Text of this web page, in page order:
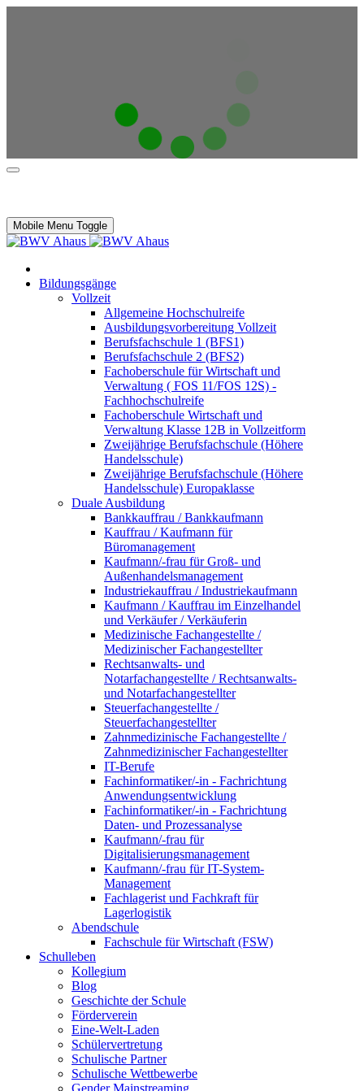
Mobile Menu Toggle
Bildungsgänge
Vollzeit
Allgemeine Hochschulreife
Ausbildungsvorbereitung Vollzeit
Berufsfachschule 1 (BFS1)
Berufsfachschule 2 (BFS2)
Fachoberschule für Wirtschaft und
Verwaltung ( FOS 11/FOS 12S) -
Fachhochschulreife
Fachoberschule Wirtschaft und
Verwaltung Klasse 12B in Vollzeitform
Zweijährige Berufsfachschule (Höhere
Handelsschule)
Zweijährige Berufsfachschule (Höhere
Handelsschule) Europaklasse
Duale Ausbildung
Bankkauffrau / Bankkaufmann
Kauffrau / Kaufmann für
Büromanagement
Kaufmann/-frau für Groß- und
Außenhandelsmanagement
Industriekauffrau / Industriekaufmann
Kaufmann / Kauffrau im Einzelhandel
und Verkäufer / Verkäuferin
Medizinische Fachangestellte /
Medizinischer Fachangestellter
Rechtsanwalts- und
Notarfachangestellte / Rechtsanwalts-
und Notarfachangestellter
Steuerfachangestellte /
Steuerfachangestellter
Zahnmedizinische Fachangestellte /
Zahnmedizinischer Fachangestellter
IT-Berufe
Fachinformatiker/-in - Fachrichtung
Anwendungsentwicklung
Fachinformatiker/-in - Fachrichtung
Daten- und Prozessanalyse
Kaufmann/-frau für
Digitalisierungsmanagement
Kaufmann/-frau für IT-System-
Management
Fachlagerist und Fachkraft für
Lagerlogistik
Abendschule
Fachschule für Wirtschaft (FSW)
Schulleben
Kollegium
Blog
Geschichte der Schule
Förderverein
Eine-Welt-Laden
Schülervertretung
Schulische Partner
Schulische Wettbewerbe